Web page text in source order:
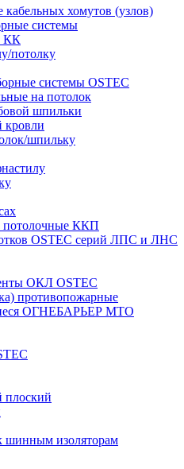
кабельных хомутов (узлов)
системы
КК
потолку
системы OSTEC
на потолок
шпильки
кровли
шпильку
потолочные ККП
OSTEC серий ЛПС и ЛНС
ОКЛ OSTEC
противопожарные
ОГНЕБАРЬЕР МТО
плоский
шинным изоляторам